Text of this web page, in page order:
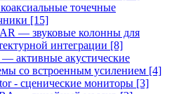
точечные
[15]
— звуковые колонны для
интеграции [8]
активные акустические
со встроенным усилением [4]
- сценические мониторы [3]